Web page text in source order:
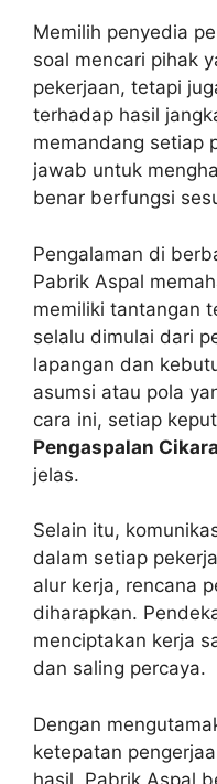
Memilih penyedia
soal mencari pihak
pekerjaan, tetapi
terhadap hasil
memandang setiap
jawab untuk
benar berfungsi
Pengalaman di
Pabrik Aspal
memiliki tantangan
selalu dimulai dari
lapangan dan
asumsi atau pola
cara ini, setiap
Pengaspalan
jelas.
Selain itu,
dalam setiap
alur kerja, rencana
diharapkan.
menciptakan kerja
dan saling percaya.
Dengan
ketepatan
hasil, Pabrik Aspal